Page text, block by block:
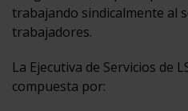
trabajando sindicalmente al
trabajadores.
La Ejecutiva de Servicios de
compuesta por: